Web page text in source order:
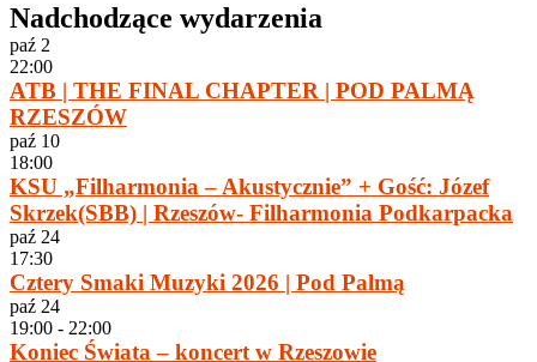
Nadchodzące wydarzenia
paź 2
22:00
ATB | THE FINAL CHAPTER | POD PALMĄ
RZESZÓW
paź 10
18:00
KSU „Filharmonia – Akustycznie” + Gość: Józef
Skrzek(SBB) | Rzeszów- Filharmonia Podkarpacka
paź 24
17:30
Cztery Smaki Muzyki 2026 | Pod Palmą
paź 24
19:00 - 22:00
Koniec Świata – koncert w Rzeszowie